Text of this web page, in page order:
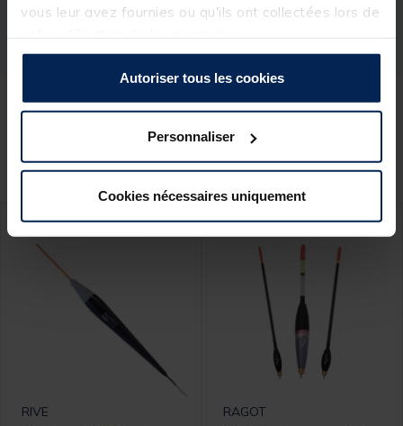
vous leur avez fournies ou qu'ils ont collectées lors de
Autoriser tous les cookies
Personnaliser
Cookies nécessaires uniquement
Ces produits pourraient vous
intéresser :
RIVE RAGOT